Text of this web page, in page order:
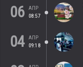
06
АПР
08:57
04 АПР
09:18